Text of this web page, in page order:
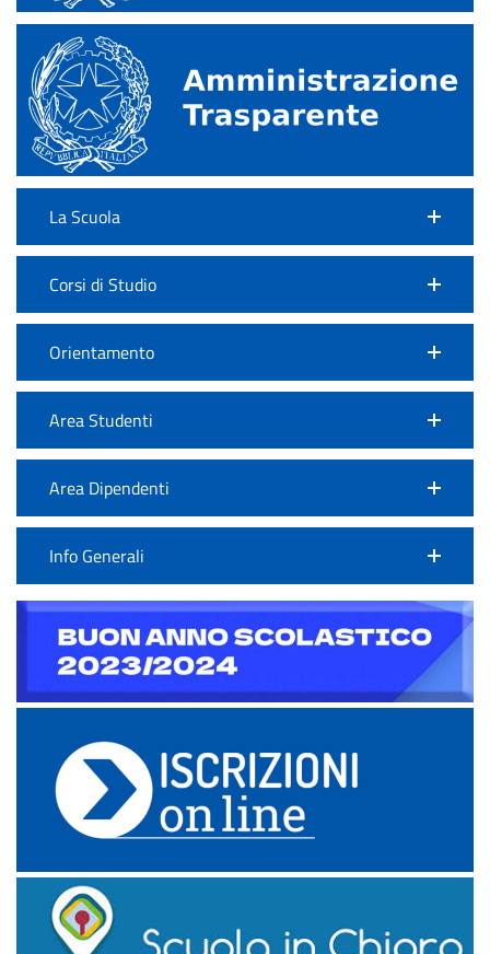
La Scuola
Corsi di Studio
Orientamento
Area Studenti
Area Dipendenti
Info Generali